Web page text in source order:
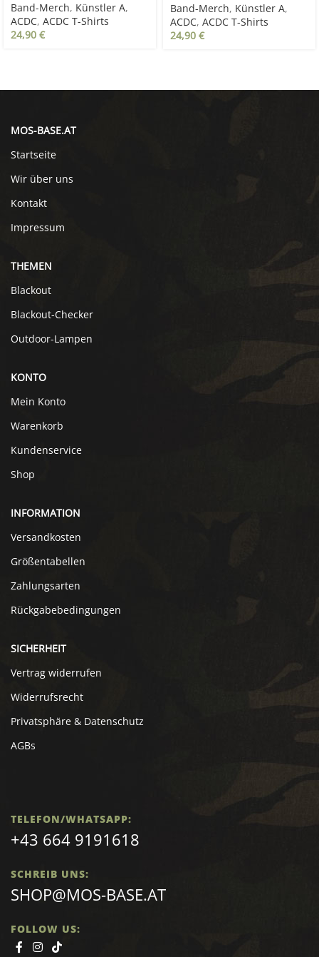
Band-Merch, Künstler A,
ACDC, ACDC T-Shirts
24,90 €
Band-Merch, Künstler A,
ACDC, ACDC T-Shirts
24,90 €
MOS-BASE.AT
Startseite
Wir über uns
Kontakt
Impressum
THEMEN
Blackout
Blackout-Checker
Outdoor-Lampen
KONTO
Mein Konto
Warenkorb
Kundenservice
Shop
INFORMATION
Versandkosten
Größentabellen
Zahlungsarten
Rückgabebedingungen
SICHERHEIT
Vertrag widerrufen
Widerrufsrecht
Privatsphäre & Datenschutz
AGBs
TELEFON/WHATSAPP:
+43 664 9191618
SCHREIB UNS:
SHOP@MOS-BASE.AT
FOLLOW US: